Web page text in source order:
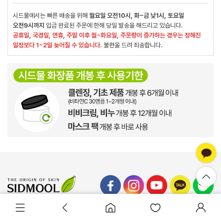
바로구매 장바구니담기
시드물에서는 빠른 배송을 위해 월요일 오전10시, 화~금 낮1시, 토요일
오전9시까지 입금 완료된 주문에 한해 당일 발송을 해드리고 있습니다.
공휴일, 국경일, 연휴, 주말 이후 월~화요일, 주문량이 증가하는 경우는 정해진
일정보다 1~2일 늦어질 수 있습니다. 불편을 드려 죄송합니다.
회사소개 이용약관 개인정보처리방침
이용안내